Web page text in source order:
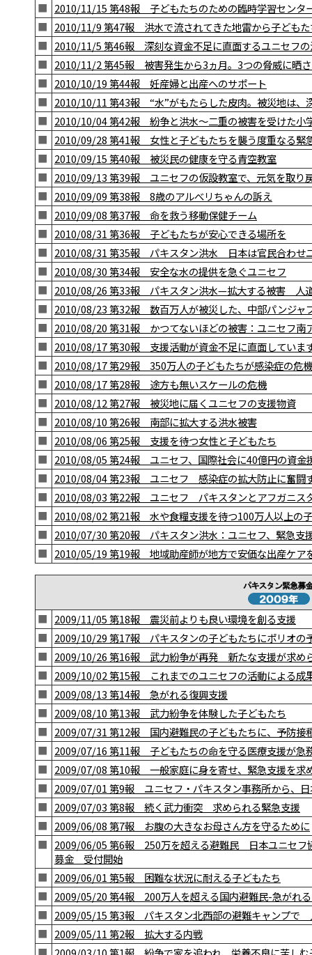
■ 2010/11/15 第48報 子どもたちのための臨時学習センタ
■ 2010/11/9 第47報 洪水で流されてきた地雷から子どもた
■ 2010/11/5 第46報 深刻な資金不足に直面するユニセフの
■ 2010/11/2 第45報 被害発生から3ヵ月。3つの脅威に晒
■ 2010/10/19 第44報 妊産婦と出産へのサポート
■ 2010/10/11 第43報 “水”がもたらした皮肉。被災地は、
■ 2010/10/04 第42報 紛争と洪水〜二重の被害を受けた小
■ 2010/09/28 第41報 女性と子どもたちを襲う度重なる緊
■ 2010/09/15 第40報 被災民の健康を守る青空教室
■ 2010/09/13 第39報 ユニセフの仮設教室で、元気を取り
■ 2010/09/09 第38報 8歳のアルべリちゃんの訴え
■ 2010/09/08 第37報 命を救う移動保健チーム
■ 2010/08/31 第36報 子どもたちが安心できる場所を
■ 2010/08/31 第35報 パキスタン洪水 日本は官民合わせ
■ 2010/08/30 第34報 安全な水の提供を急ぐユニセフ
■ 2010/08/26 第33報 パキスタン洪水—拡大する被害 人
■ 2010/08/23 第32報 数百万人が被災した、中部パンジャ
■ 2010/08/20 第31報 かつてないほどの被害：ユニセフ南
■ 2010/08/17 第30報 支援活動が資金不足に直面していま
■ 2010/08/17 第29報 350万人の子どもたちが感染症の危
■ 2010/08/17 第28報 途方も無いスケールの危機
■ 2010/08/12 第27報 被災地に届くユニセフの支援物資
■ 2010/08/10 第26報 南部に拡大する洪水被害
■ 2010/08/06 第25報 支援を待つ女性と子どもたち
■ 2010/08/05 第24報 ユニセフ、国際社会に40億円の資金
■ 2010/08/04 第23報 ユニセフ 感染症の拡大防止に奮闘
■ 2010/08/03 第22報 ユニセフ パキスタンとアフガニス
■ 2010/08/02 第21報 水や食糧支援を待つ100万人以上の
■ 2010/07/30 第20報 パキスタン洪水：ユニセフ、緊急支
■ 2010/05/19 第19報 地域助産師が地方で安価な出産ケア
■ 2009/11/05 第18報 震災前よりも良い環境を創る支援
■ 2009/10/29 第17報 パキスタンの子どもたちにポリオの
■ 2009/10/26 第16報 武力紛争が再発 新たな支援が求め
■ 2009/10/02 第15報 これまでのユニセフの活動による成
■ 2009/08/13 第14報 急がれる復興支援
■ 2009/08/10 第13報 武力紛争を体験した子どもたち
■ 2009/07/31 第12報 国内避難民の子どもたちに、予防接
■ 2009/07/16 第11報 子どもたちの命を守る医療支援が急
■ 2009/07/08 第10報 一般家庭に身を寄せ、緊急支援を求
■ 2009/07/01 第9報 ユニセフ・パキスタン事務所から、
■ 2009/07/03 第8報 続く武力衝突 求められる緊急支援
■ 2009/06/08 第7報 お腹の大きなお母さん方を守るために
■ 2009/06/05 第6報 250万を超える避難民 日本ユニセ
募金 受付開始
■ 2009/06/01 第5報 困難な状況に耐える子どもたち
■ 2009/05/20 第4報 200万人を超える国内避難民-急がれ
■ 2009/05/15 第3報 パキスタン北西部の避難キャンプで
■ 2009/05/11 第2報 拡大する内戦